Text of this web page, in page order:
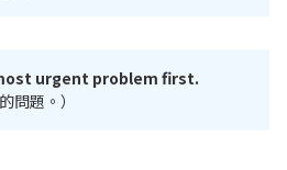
urgent problem first.
問題。）